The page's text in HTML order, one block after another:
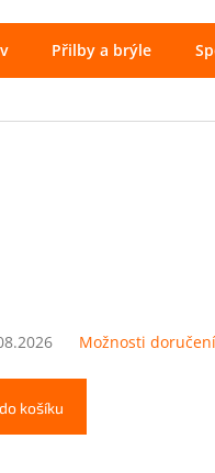
Přilby a brýle
Možnosti doručení
košíku